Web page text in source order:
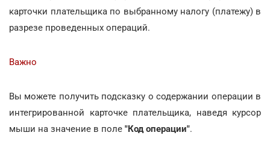
карточки плательщика по выбранному налогу (платежу) в
разрезе проведенных операций.
Важно
Вы можете получить подсказку о содержании операции в
интегрированной карточке плательщика, наведя курсор
мыши на значение в поле "Код операции".